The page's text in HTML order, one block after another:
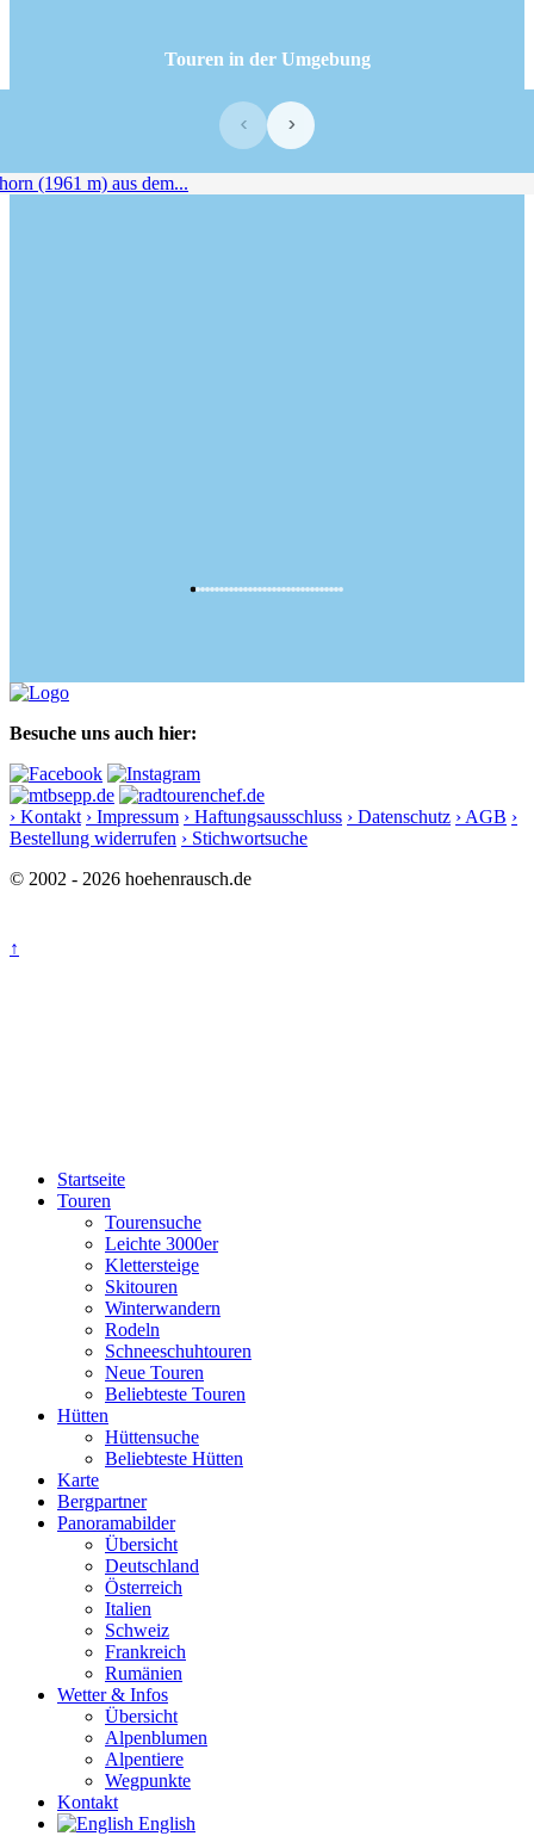
Touren in der Umgebung
‹ ›
Besuche uns auch hier:
› Kontakt › Impressum › Haftungsausschluss › Datenschutz › AGB ›
Bestellung widerrufen › Stichwortsuche
© 2002 - 2026 hoehenrausch.de
↑
Startseite
Touren
Tourensuche
Leichte 3000er
Klettersteige
Skitouren
Winterwandern
Rodeln
Schneeschuhtouren
Neue Touren
Beliebteste Touren
Hütten
Hüttensuche
Beliebteste Hütten
Karte
Bergpartner
Panoramabilder
Übersicht
Deutschland
Österreich
Italien
Schweiz
Frankreich
Rumänien
Wetter & Infos
Übersicht
Alpenblumen
Alpentiere
Wegpunkte
Kontakt
English